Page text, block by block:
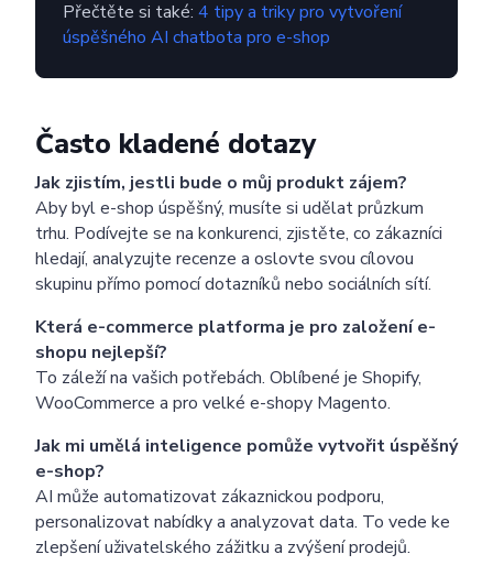
Přečtěte si také: 4 tipy a triky pro vytvoření
úspěšného AI chatbota pro e-shop
Často kladené dotazy
Jak zjistím, jestli bude o můj produkt zájem?
Aby byl e-shop úspěšný, musíte si udělat průzkum
trhu. Podívejte se na konkurenci, zjistěte, co zákazníci
hledají, analyzujte recenze a oslovte svou cílovou
skupinu přímo pomocí dotazníků nebo sociálních sítí.
Která e-commerce platforma je pro založení e-
shopu nejlepší?
To záleží na vašich potřebách. Oblíbené je Shopify,
WooCommerce a pro velké e-shopy Magento.
Jak mi umělá inteligence pomůže vytvořit úspěšný
e-shop?
AI může automatizovat zákaznickou podporu,
personalizovat nabídky a analyzovat data. To vede ke
zlepšení uživatelského zážitku a zvýšení prodejů.